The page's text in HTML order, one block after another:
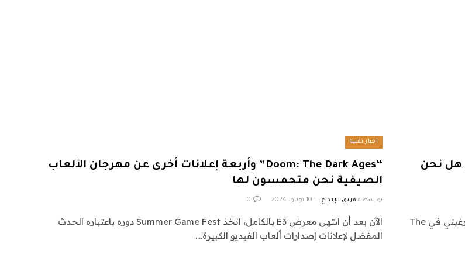
هل نحن
“الشمس خطيرة حقًا!” قال روفين موهر بينما كنا نختبئ خلف جناح لامبورغيني في The
أخبار تقنية
“Doom: The Dark Ages” وأربعة إعلانات أخرى عن مهرجان الألعاب
الصيفية نحن متحمسون لها
بواسطة فريق الإبداع 10 يونيو، 2024 0
الآن بعد أن انتهى معرض E3 بالكامل، اتخذ Summer Game Fest دوره باعتباره الحدث
المفضل لإعلانات إصدارات ألعاب الفيديو الكبيرة.…